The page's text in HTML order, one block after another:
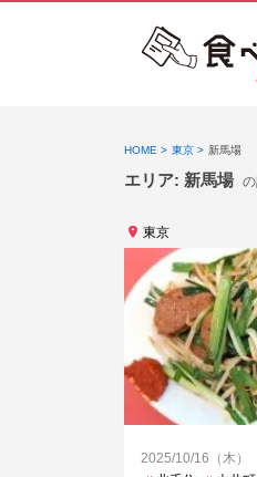
HOME 東京 新馬場
エリア: 新馬場
東京
2025/10/16（木）